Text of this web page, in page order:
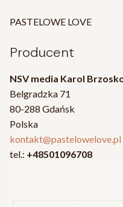
PASTELOWE LOVE
Producent
NSV media Karol
Belgradzka 71
80-288 Gdańsk
Polska
kontakt@pastelowelove.pl
tel.: +48501096708